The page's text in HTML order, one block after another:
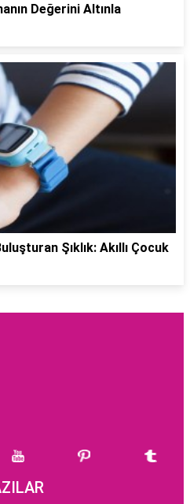
Değerini Altınla
Şıklık: Akıllı Çocuk